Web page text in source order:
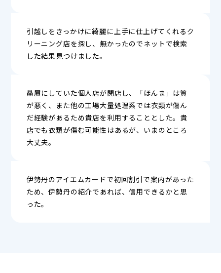
引越しをきっかけに綺麗に上手に仕上げてくれるク
リーニング店を探し、無かったのでネットで検索
した結果見つけました。
贔屓にしていた個人店が閉店し、「ほんま」は質
が悪く、また他の工場大量処理系では衣類が傷ん
だ経験があるため貴店を利用することとした。貴
店でも衣類が傷む可能性はあるが、いまのところ
大丈夫。
伊勢丹のアイエムカードで初回割引で案内があった
ため、伊勢丹の紹介であれば、信用できるかと思
った。